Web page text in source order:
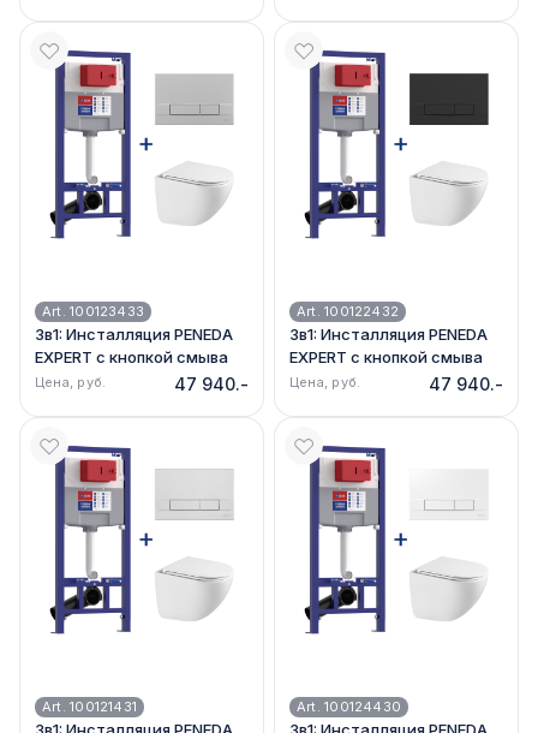
Art. 100123433
3в1: Инсталляция PENEDA
EXPERT с кнопкой смыва
хром мат. + унитаз
Цена, руб. 47 940.-
Art. 100122432
3в1: Инсталляция PENEDA
EXPERT с кнопкой смыва
чёрн. мат. + унитаз
Цена, руб. 47 940.-
Art. 100121431 Art. 100124430